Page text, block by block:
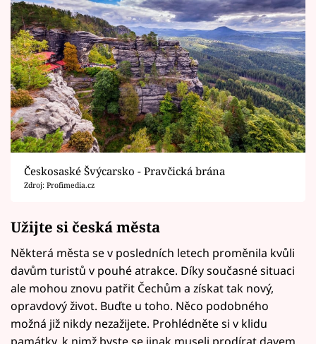
Českosaské Švýcarsko - Pravčická brána
Zdroj: Profimedia.cz
Užijte si česká města
Některá města se v posledních letech proměnila kvůli
davům turistů v pouhé atrakce. Díky současné situaci
ale mohou znovu patřit Čechům a získat tak nový,
opravdový život. Buďte u toho. Něco podobného
možná již nikdy nezažijete. Prohlédněte si v klidu